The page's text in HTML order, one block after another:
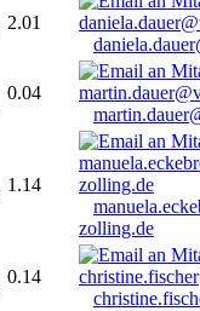
2.01
0.04
1.14
zolling.de
0.14